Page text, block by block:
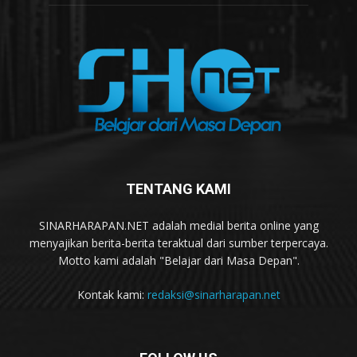
TENTANG KAMI
SINARHARAPAN.NET adalah medial berita online yang
menyajikan berita-berita teraktual dari sumber terpercaya.
Motto kami adalah "Belajar dari Masa Depan".
Kontak kami: redaksi@sinarharapan.net